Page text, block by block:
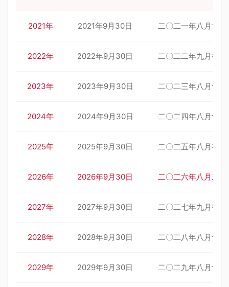
2021年 2021年9月30日 二〇二一年八月廿四
2022年 2022年9月30日 二〇二二年九月初五
2023年 2023年9月30日 二〇二三年八月十六
2024年 2024年9月30日 二〇二四年八月廿八
2025年 2025年9月30日 二〇二五年八月初九
2026年 2026年9月30日 二〇二六年八月二十
2027年 2027年9月30日 二〇二七年九月初一
2028年 2028年9月30日 二〇二八年八月十二
2029年 2029年9月30日 二〇二九年八月廿三